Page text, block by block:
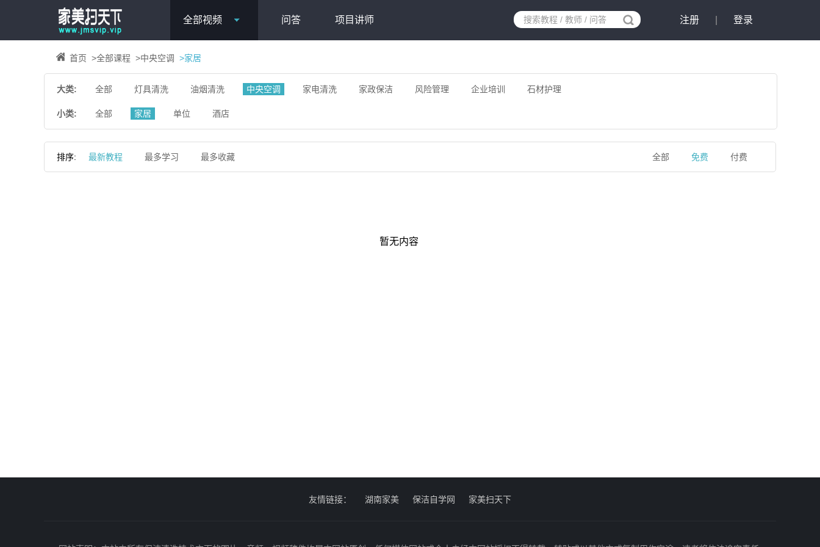
全部视频 问答 项目讲师 注册 登录
首页 >全部课程 >中央空调 >家居
大类: 全部 灯具清洗 油烟清洗 中央空调 家电清洗 家政保洁 风险管理 企业培训 石材护理
小类: 全部 家居 单位 酒店
排序: 最新教程 最多学习 最多收藏 全部 免费 付费
暂无内容
友情链接： 湖南家美 保洁自学网 家美扫天下